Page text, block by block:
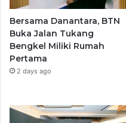
Bersama Danantara, BTN
Buka Jalan Tukang
Bengkel Miliki Rumah
Pertama
2 days ago